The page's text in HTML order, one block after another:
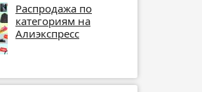
Распродажа по
категориям на
Алиэкспресс